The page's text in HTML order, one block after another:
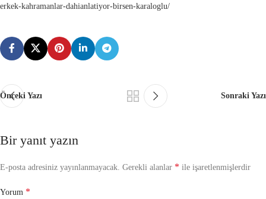
erkek-kahramanlar-dahianlatiyor-birsen-karaloglu/
Önceki Yazı Sonraki Yazı
Bir yanıt yazın
E-posta adresiniz yayınlanmayacak. Gerekli alanlar * ile işaretlenmişlerdir
Yorum *